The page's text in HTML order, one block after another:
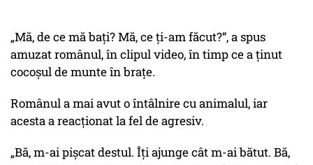
„Mă, de ce mă bați? Mă, ce ți-am făcut?“, a spus
amuzat românul, în clipul video, în timp ce a ținut
cocoșul de munte în brațe.
Românul a mai avut o întâlnire cu animalul, iar
acesta a reacționat la fel de agresiv.
„Bă, m-ai pișcat destul. Îți ajunge cât m-ai bătut. Bă,